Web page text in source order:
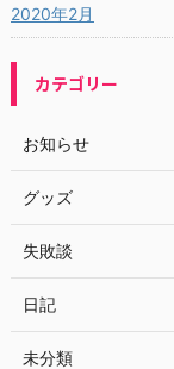
2020年2月
カテゴリー
お知らせ
グッズ
失敗談
日記
未分類